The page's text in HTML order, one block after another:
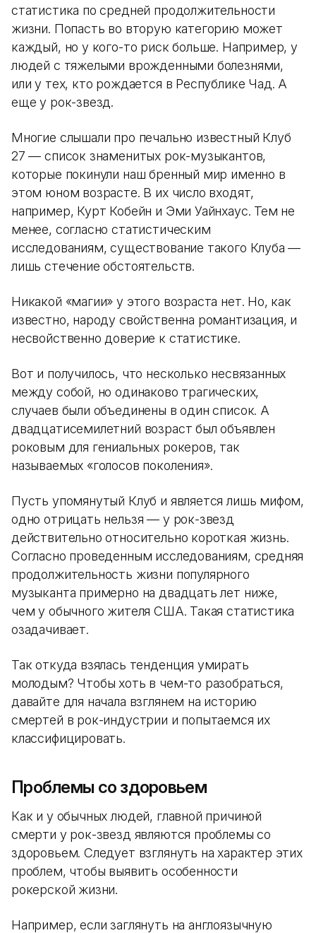
статистика по средней продолжительности
жизни. Попасть во вторую категорию может
каждый, но у кого-то риск больше. Например, у
людей с тяжелыми врожденными болезнями,
или у тех, кто рождается в Республике Чад. А
еще у рок-звезд.
Многие слышали про печально известный Клуб
27 — список знаменитых рок-музыкантов,
которые покинули наш бренный мир именно в
этом юном возрасте. В их число входят,
например, Курт Кобейн и Эми Уайнхаус. Тем не
менее, согласно статистическим
исследованиям, существование такого Клуба —
лишь стечение обстоятельств.
Никакой «магии» у этого возраста нет. Но, как
известно, народу свойственна романтизация, и
несвойственно доверие к статистике.
Вот и получилось, что несколько несвязанных
между собой, но одинаково трагических,
случаев были объединены в один список. А
двадцатисемилетний возраст был объявлен
роковым для гениальных рокеров, так
называемых «голосов поколения».
Пусть упомянутый Клуб и является лишь мифом,
одно отрицать нельзя — у рок-звезд
действительно относительно короткая жизнь.
Согласно проведенным исследованиям, средняя
продолжительность жизни популярного
музыканта примерно на двадцать лет ниже,
чем у обычного жителя США. Такая статистика
озадачивает.
Так откуда взялась тенденция умирать
молодым? Чтобы хоть в чем-то разобраться,
давайте для начала взглянем на историю
смертей в рок-индустрии и попытаемся их
классифицировать.
Проблемы со здоровьем
Как и у обычных людей, главной причиной
смерти у рок-звезд являются проблемы со
здоровьем. Следует взглянуть на характер этих
проблем, чтобы выявить особенности
рокерской жизни.
Например, если заглянуть на англоязычную